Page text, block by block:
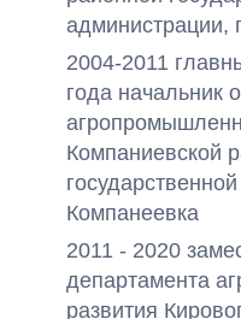
администрации,
2004-2011
года начальник
Компаниевской
Компанеевка
2011 - 2020
департамента
развития